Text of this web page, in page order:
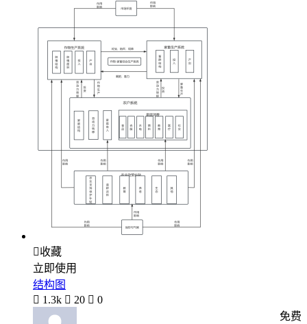
收藏
立即使用
结构图
 1.3k  20  0
免费